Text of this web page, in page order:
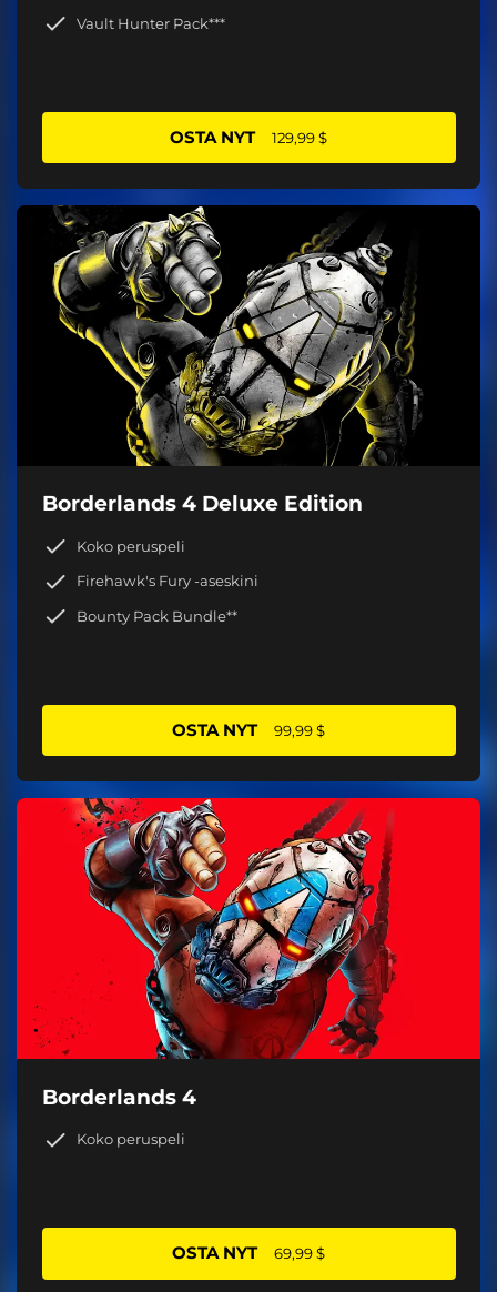
Vault Hunter Pack***
OSTA NYT 129,99 $
Borderlands 4 Deluxe Edition
Koko peruspeli
Firehawk's Fury -aseskini
Bounty Pack Bundle**
OSTA NYT 99,99 $
Borderlands 4
Koko peruspeli
OSTA NYT 69,99 $